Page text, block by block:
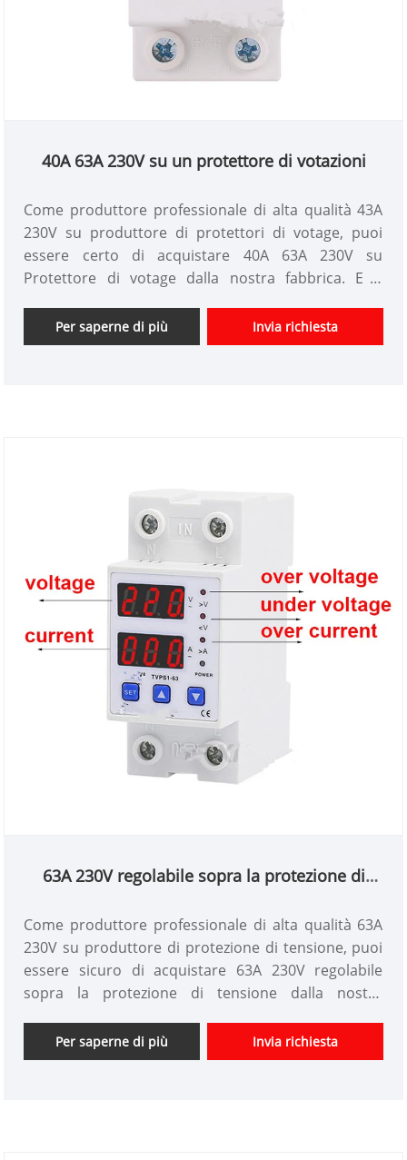
40A 63A 230V su un protettore di votazioni
Come produttore professionale di alta qualità 43A
230V su produttore di protettori di votage, puoi
essere certo di acquistare 40A 63A 230V su
Protettore di votage dalla nostra fabbrica. E ti
consegna tempestiva. Il recupero automatico
rispetto alla tensione e nel dispositivo di protezione
Per saperne di più Invia richiesta
63A 230V regolabile sopra la protezione di
Come produttore professionale di alta qualità 63A
230V su produttore di protezione di tensione, puoi
essere sicuro di acquistare 63A 230V regolabile
sopra la protezione di tensione dalla nostra
vendita e la consegna tempestiva • Protecizione di
tensione: 230V-300VAC
Per saperne di più Invia richiesta